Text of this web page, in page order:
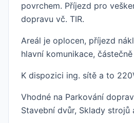
povrchem. Příjezd pro
dopravu vč. TIR.
Areál je oplocen, příjezd
hlavní komunikace,
K dispozici ing. sítě a to
Vhodné na Parkování
Stavební dvůr, Sklady strojů